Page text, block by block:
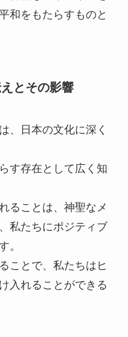
和をもたらすものと
とその影響
、日本の文化に深く
す存在として広く知
ることは、神聖なメ
私たちにポジティブ
。
ことで、私たちはヒ
入れることができる